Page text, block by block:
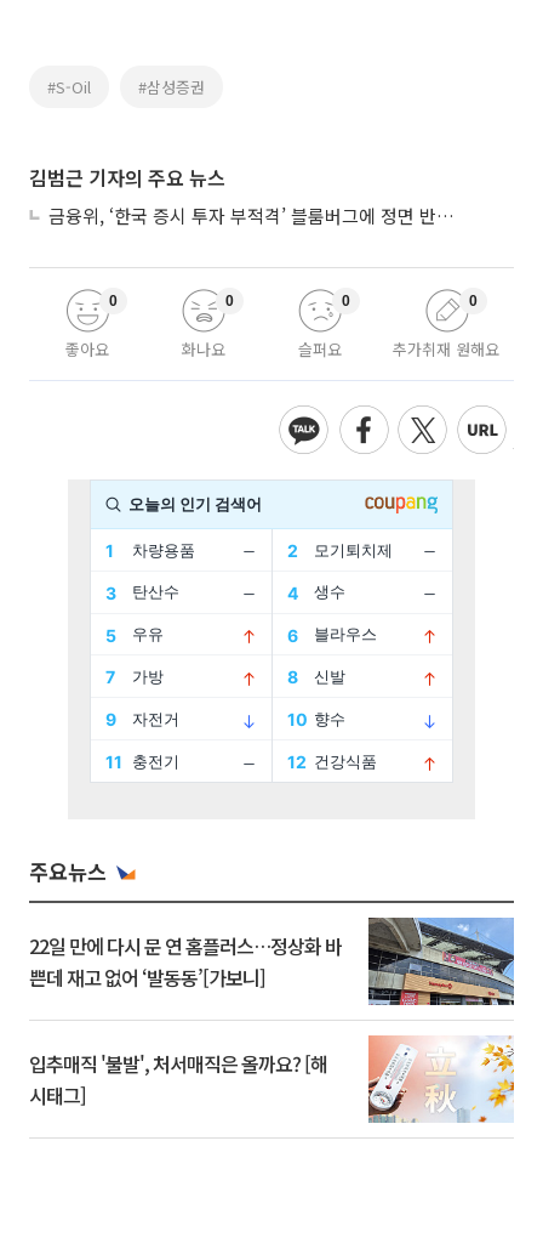
#S-Oil #삼성증권
김범근 기자의 주요 뉴스
금융위, ‘한국 증시 투자 부적격’ 블룸버그에 정면 반박…“근거 불분명”
좋아요
0
화나요
0
슬퍼요
0
추가취재 원해요
0
주요뉴스
22일 만에 다시 문 연 홈플러스…정상화 바
쁜데 재고 없어 ‘발동동’[가보니]
입추매직 '불발', 처서매직은 올까요? [해
시태그]